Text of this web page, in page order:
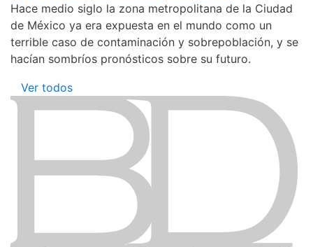
Hace medio siglo la zona metropolitana de la Ciudad
de México ya era expuesta en el mundo como un
terrible caso de contaminación y sobrepoblación, y se
hacían sombríos pronósticos sobre su futuro.
Ver todos